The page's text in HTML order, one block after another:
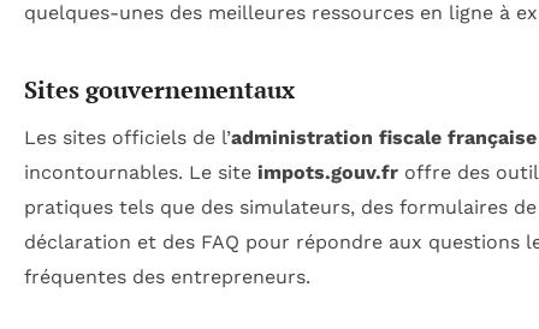
quelques-unes des meilleures ressources en ligne à
Sites gouvernementaux
Les sites officiels de l’administration fiscale française
incontournables. Le site impots.gouv.fr offre des
pratiques tels que des simulateurs, des formulaires de
déclaration et des FAQ pour répondre aux questions
fréquentes des entrepreneurs.